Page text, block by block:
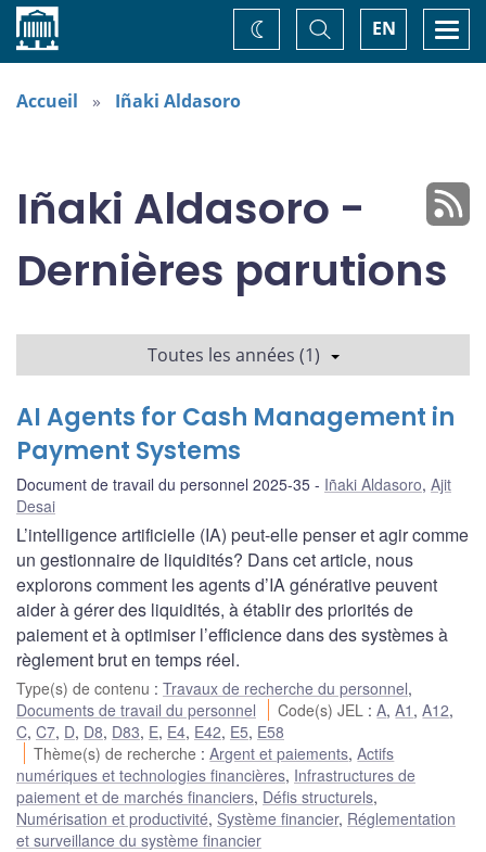
Accueil EN
Basculer
la
recherche
Changez
de
Accueil Iñaki Aldasoro
Iñaki Aldasoro -
Dernières parutions
Toutes les années (1)
AI Agents for Cash Management in
Payment Systems
Document de travail du personnel 2025-35 Iñaki Aldasoro, Ajit
Desai
L’intelligence artificielle (IA) peut-elle penser et agir comme
un gestionnaire de liquidités? Dans cet article, nous
explorons comment les agents d’IA générative peuvent
aider à gérer des liquidités, à établir des priorités de
paiement et à optimiser l’efficience dans des systèmes à
règlement brut en temps réel.
Type(s) de contenu : Travaux de recherche du personnel,
Documents de travail du personnel
Code(s) JEL :A,A1 ,A12,
C, C7, D, D8, D83, E, E4, E42, E5, E58
Thème(s) de recherche :Argent et paiements,Actifs
numériques et technologies financières, Infrastructures de
paiement et de marchés financiers, Défis structurels,
Numérisation et productivité, Système financier, Réglementation
et surveillance du système financier